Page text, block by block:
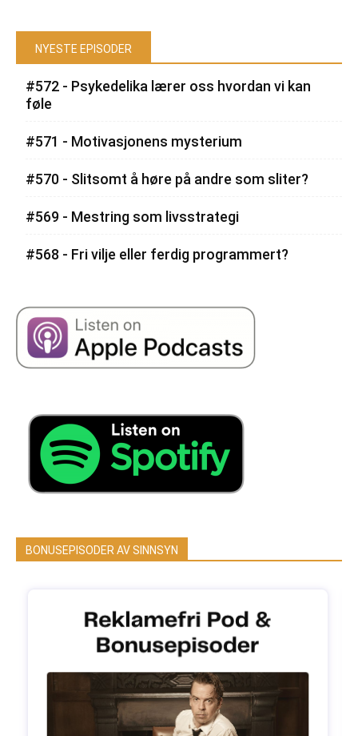
NYESTE EPISODER
#572 - Psykedelika lærer oss hvordan vi kan
føle
#571 - Motivasjonens mysterium
#570 - Slitsomt å høre på andre som sliter?
#569 - Mestring som livsstrategi
#568 - Fri vilje eller ferdig programmert?
BONUSEPISODER AV SINNSYN